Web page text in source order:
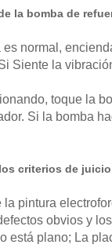
la bomba de
normal,
Siente la
toque la
Si la bomba
criterios de
pintura
obvios y
está plano; La